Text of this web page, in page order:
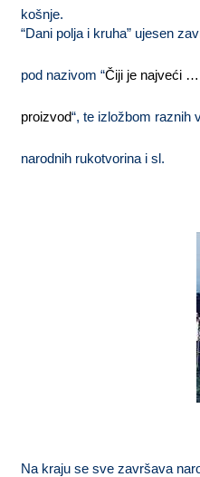
košnje.
“Dani polja i kruha” ujesen
pod nazivom “Čiji je najveći
proizvod“, te izložbom raznih
narodnih rukotvorina i sl.
Na kraju se sve završava